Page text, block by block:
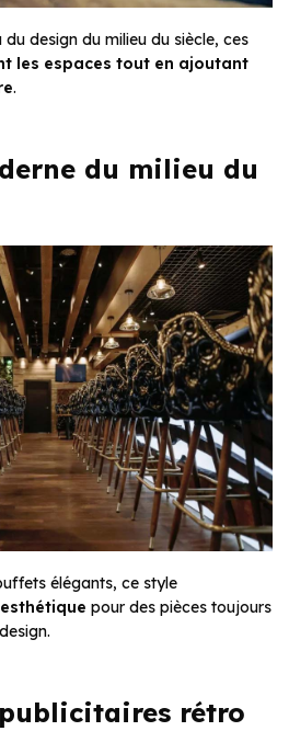
du design du milieu du siècle, ces
les espaces tout en ajoutant
.
du milieu du
élégants, ce style
pour des pièces toujours
rétro